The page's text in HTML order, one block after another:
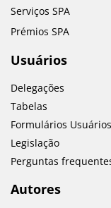
Serviços SPA
Prémios SPA
Usuários
Delegações
Tabelas
Formulários Usuários
Legislação
Perguntas
Autores